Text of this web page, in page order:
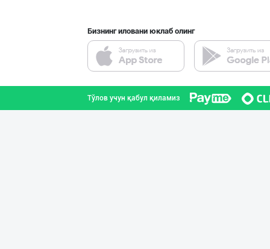
Бизнинг иловани юклаб олинг
Тўлов учун қабул қиламиз